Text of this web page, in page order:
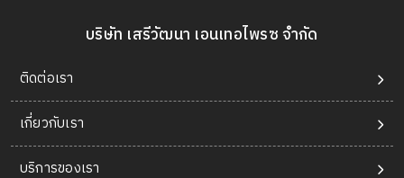
บริษัท เสรีวัฒนา เอนเทอไพรซ จำกัด
ติดต่อเรา
เกี่ยวกับเรา
บริการของเรา